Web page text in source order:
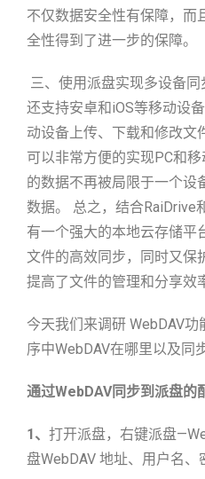
不仅数据安全性有保障，而
全性得到了进一步的保障。
三、使用派盘实现多设备
还支持安卓和iOS等移动设
动设备上传、下载和修改文
可以非常方便的实现PC和
的数据不再被局限于一个设
数据。 总之，结合RaiDrive
有一个强大的本地云存储平
文件的高效同步，同时又保
提高了文件的管理和分享效
今天我们来调研 WebDAV
序中WebDAV在哪里以及同
通过WebDAV同步到派盘的
1、 打开派盘，右键派盘
盘WebDAV 地址、用户名、